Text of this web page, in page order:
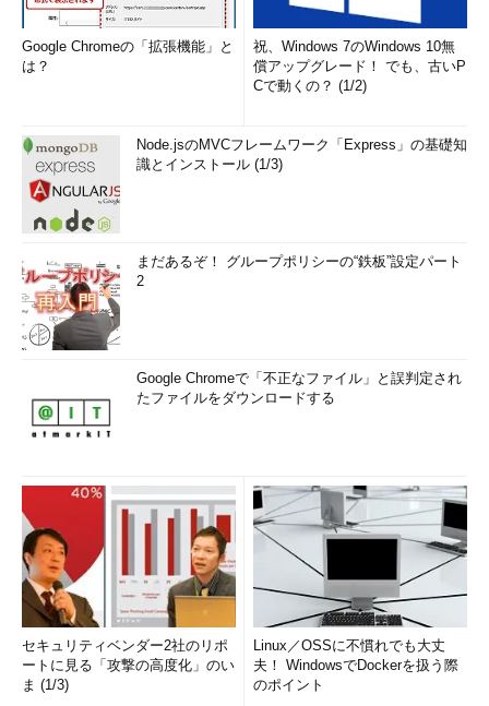
Google Chromeの「拡張機能」と
は？
祝、Windows 7のWindows 10無
償アップグレード！ でも、古いP
Cで動くの？ (1/2)
Node.jsのMVCフレームワーク「Express」の基礎知
識とインストール (1/3)
まだあるぞ！ グループポリシーの“鉄板”設定パート
2
Google Chromeで「不正なファイル」と誤判定され
たファイルをダウンロードする
セキュリティベンダー2社のリポ
ートに見る「攻撃の高度化」のい
ま (1/3)
Linux／OSSに不慣れでも大丈
夫！ WindowsでDockerを扱う際
のポイント